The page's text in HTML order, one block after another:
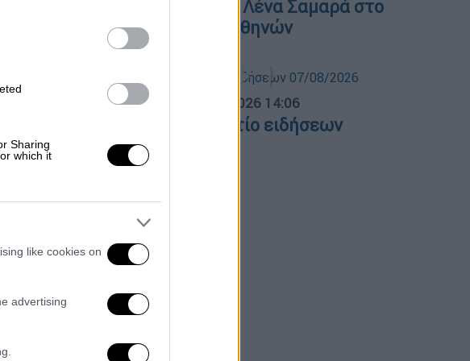
Sharing
which it
like cookies on
advertising
το
Μνημόσυνο για τη Λένα Σαμαρά στο
Α΄ Νεκροταφείο Αθηνών
Μεσημεριανό... 07.08.2026 14:06
Μεσημεριανό δελτίο ειδήσεων
07/08/2026